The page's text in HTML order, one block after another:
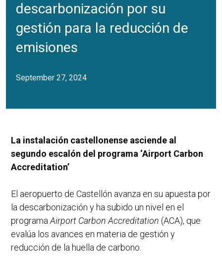
descarbonización por su
gestión para la reducción de
emisiones
September 27, 2024
La instalación castellonense asciende al
segundo escalón del programa ‘Airport Carbon
Accreditation’
El aeropuerto de Castellón avanza en su apuesta por
la descarbonización y ha subido un nivel en el
programaAirport Carbon Accreditation (ACA), que
evalúa los avances en materia de gestión y
reducción de la huella de carbono.